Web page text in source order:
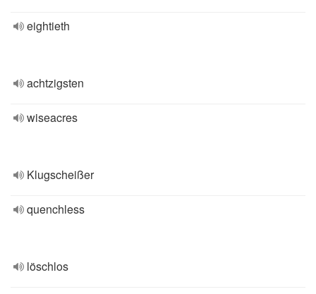
eightieth
achtzigsten
wiseacres
Klugscheißer
quenchless
löschlos